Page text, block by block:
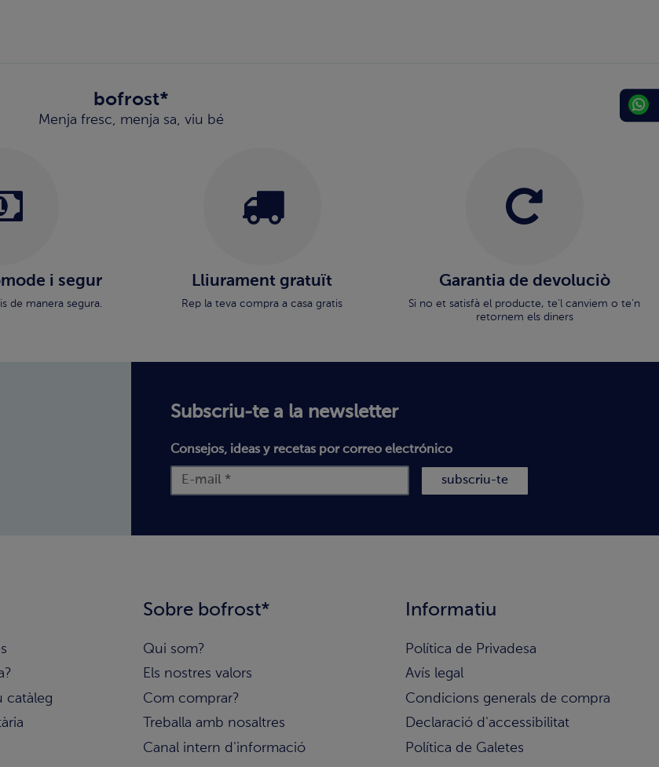
bofrost*
Menja fresc, menja sa, viu bé
i segur
de manera segura.
Lliurament gratuït
Rep la teva compra a casa gratis
Garantia de devoluciò
Si no et satisfà el producte, te'l canviem o te'n
retornem els diners
catàleg
Sobre bofrost*
Qui som?
Els nostres valors
Com comprar?
Treballa amb nosaltres
Canal intern d'informació
Informatiu
Política de Privadesa
Avís legal
Condicions generals de compra
Declaració d'accessibilitat
Política de Galetes
Subscriu-te a la newsletter
Consejos, ideas y recetas por correo electrónico
subscriu-te